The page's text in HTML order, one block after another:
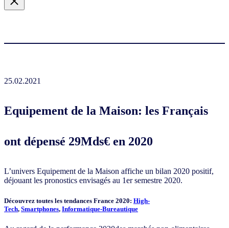
25.02.2021
Equipement de la Maison: les Français
ont dépensé 29Mds€ en 2020
L’univers Equipement de la Maison affiche un bilan 2020 positif,
déjouant les pronostics envisagés au 1er semestre 2020.
Découvrez toutes les tendances France 2020: High-
Tech, Smartphones, Informatique-Bureautique